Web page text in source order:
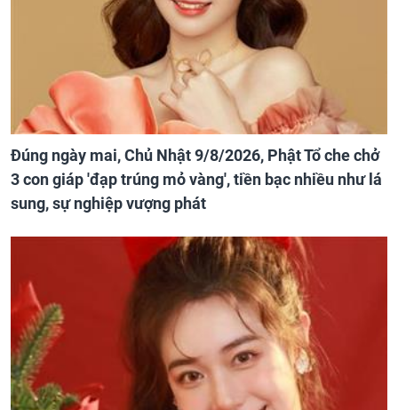
Đúng ngày mai, Chủ Nhật 9/8/2026, Phật Tổ che chở
3 con giáp 'đạp trúng mỏ vàng', tiền bạc nhiều như lá
sung, sự nghiệp vượng phát